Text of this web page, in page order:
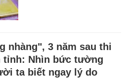
nhàng", 3 năm sau thi
tỉnh: Nhìn bức tường
ta biết ngay lý do